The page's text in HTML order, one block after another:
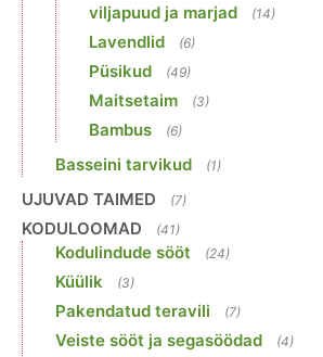
viljapuud ja marjad (14)
Lavendlid (6)
Püsikud (49)
Maitsetaim (3)
Bambus (6)
Basseini tarvikud (1)
UJUVAD TAIMED (7)
KODULOOMAD (41)
Kodulindude sööt (24)
Küülik (3)
Pakendatud teravili (7)
Veiste sööt ja segasöödad (4)